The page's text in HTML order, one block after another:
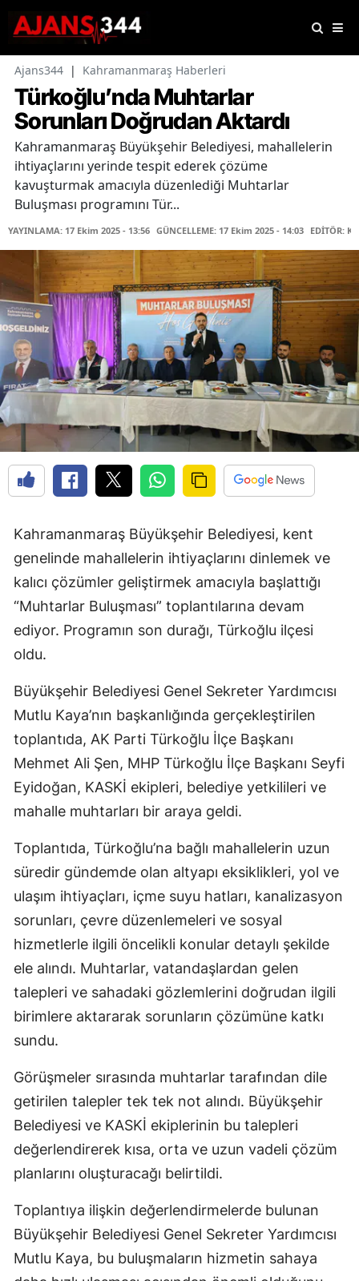
Ajans344 | Kahramanmaraş Haberleri
Türkoğlu’nda Muhtarlar
Sorunları Doğrudan Aktardı
Kahramanmaraş Büyükşehir Belediyesi, mahallelerin
ihtiyaçlarını yerinde tespit ederek çözüme
kavuşturmak amacıyla düzenlediği Muhtarlar
Buluşması programını Tür...
YAYINLAMA: 17 Ekim 2025 - 13:56 GÜNCELLEME: 17 Ekim 2025 - 14:03 EDİTÖR:
Kahramanmaraş Büyükşehir Belediyesi, kent
genelinde mahallelerin ihtiyaçlarını dinlemek ve
kalıcı çözümler geliştirmek amacıyla başlattığı
“Muhtarlar Buluşması” toplantılarına devam
ediyor. Programın son durağı, Türkoğlu ilçesi
oldu.
Büyükşehir Belediyesi Genel Sekreter Yardımcısı
Mutlu Kaya’nın başkanlığında gerçekleştirilen
toplantıda, AK Parti Türkoğlu İlçe Başkanı
Mehmet Ali Şen, MHP Türkoğlu İlçe Başkanı Seyfi
Eyidoğan, KASKİ ekipleri, belediye yetkilileri ve
mahalle muhtarları bir araya geldi.
Toplantıda, Türkoğlu’na bağlı mahallelerin uzun
süredir gündemde olan altyapı eksiklikleri, yol ve
ulaşım ihtiyaçları, içme suyu hatları, kanalizasyon
sorunları, çevre düzenlemeleri ve sosyal
hizmetlerle ilgili öncelikli konular detaylı şekilde
ele alındı. Muhtarlar, vatandaşlardan gelen
talepleri ve sahadaki gözlemlerini doğrudan ilgili
birimlere aktararak sorunların çözümüne katkı
sundu.
Görüşmeler sırasında muhtarlar tarafından dile
getirilen talepler tek tek not alındı. Büyükşehir
Belediyesi ve KASKİ ekiplerinin bu talepleri
değerlendirerek kısa, orta ve uzun vadeli çözüm
planlarını oluşturacağı belirtildi.
Toplantıya ilişkin değerlendirmelerde bulunan
Büyükşehir Belediyesi Genel Sekreter Yardımcısı
Mutlu Kaya, bu buluşmaların hizmetin sahaya